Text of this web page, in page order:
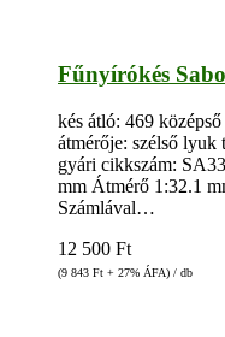
Fűnyírókés
kés átló: 469
átmérője: szélső lyuk
gyári cikkszám:
mm Átmérő 1:32.1
Számlával…
12 500 Ft
(9 843 Ft + 27% ÁFA) / db